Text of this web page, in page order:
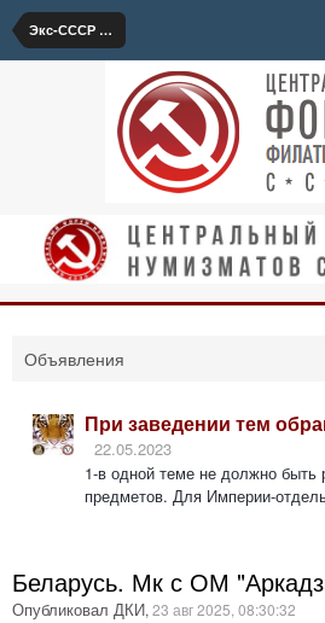
Экс-СССР обсуждение
Объявления
При заведении тем
22.05.2023
1-в одной теме не должно быть
предметов. Для Империи-
Беларусь. Мк с ОМ
Опубликовал ДКИ, 23 авг 2025, 08:30:32